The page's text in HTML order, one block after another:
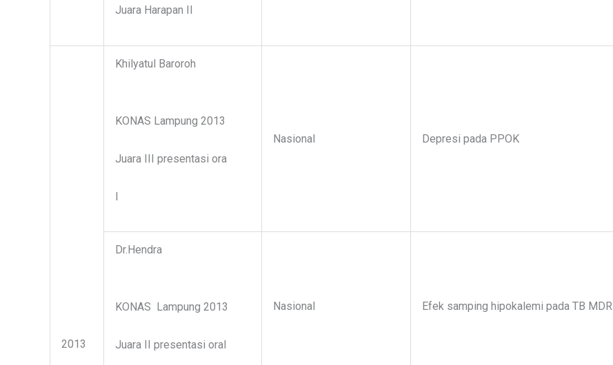
Juara Harapan II
2013
Khilyatul Baroroh
KONAS Lampung 2013
Juara III presentasi ora
l
Nasional Depresi pada PPOK
Dr.Hendra
KONAS Lampung 2013
Juara II presentasi oral
Nasional Efek samping hipokalemi pada TB MDR